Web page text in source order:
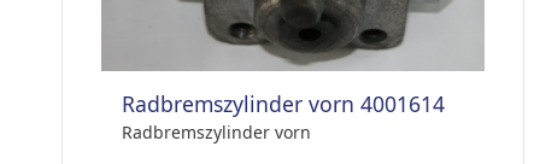
Radbremszylinder vorn 4001614
Radbremszylinder vorn